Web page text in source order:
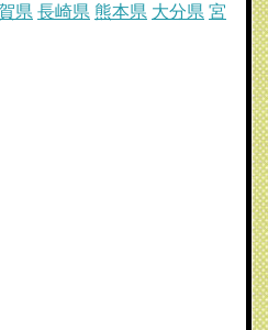
県 長崎県 熊本県 大分県 宮